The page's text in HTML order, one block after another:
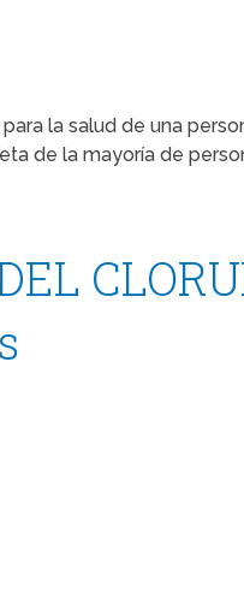
la salud de una
de la mayoría de